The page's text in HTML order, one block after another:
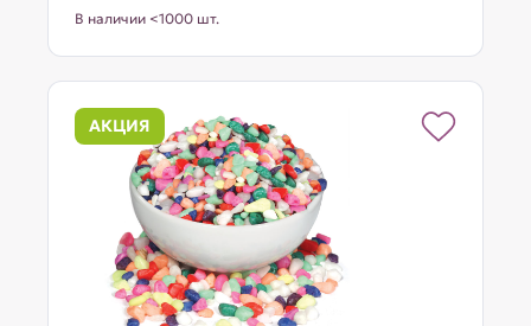
В наличии <1000 шт.
АКЦИЯ